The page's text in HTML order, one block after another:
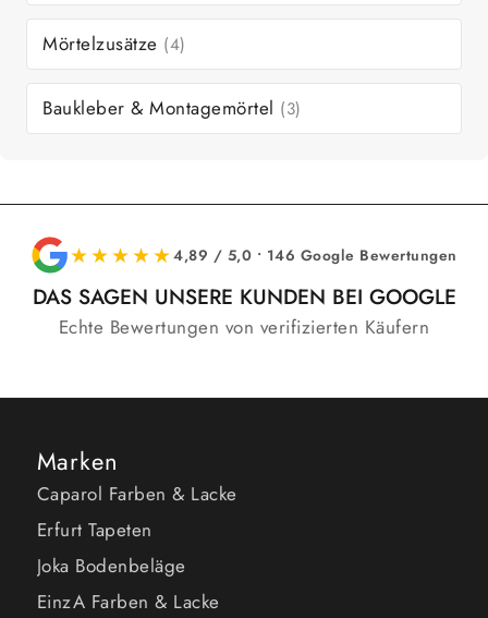
Mörtelzusätze (4)
Baukleber & Montagemörtel (3)
★★★★★4,89 / 5,0 • 146 Google Bewertungen
DAS SAGEN UNSERE KUNDEN BEI GOOGLE
Echte Bewertungen von verifizierten Käufern
Marken
Caparol Farben & Lacke
Erfurt Tapeten
Joka Bodenbeläge
EinzA Farben & Lacke